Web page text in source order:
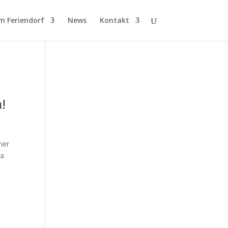
Feriendorf News Kontakt